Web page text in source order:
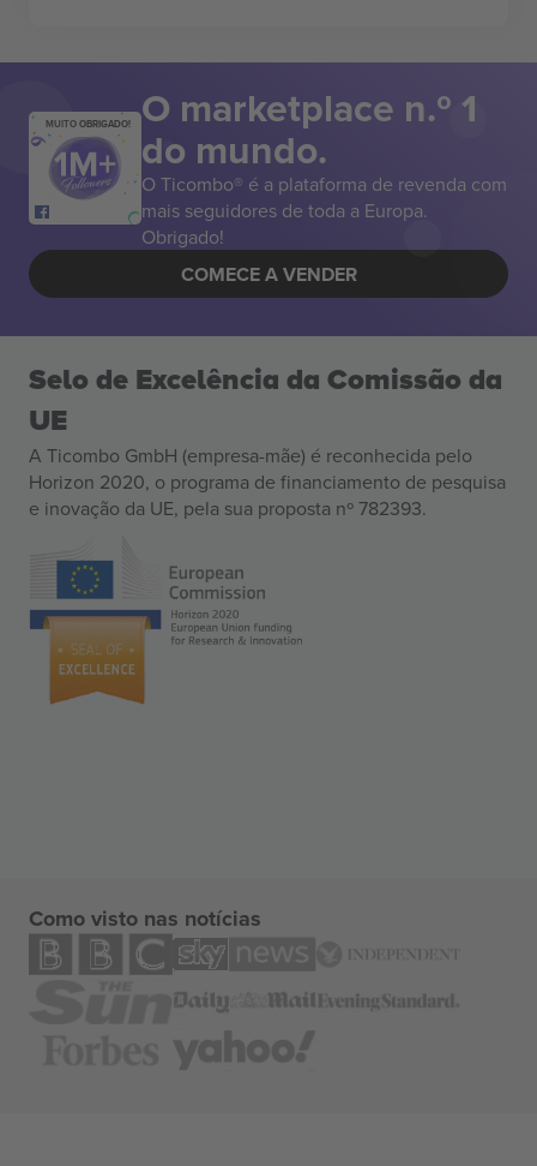
MUITO OBRIGADO! O marketplace n.º 1
do mundo.
O Ticombo® é a plataforma de revenda com
mais seguidores de toda a Europa.
Obrigado!
COMECE A VENDER
Selo de Excelência da Comissão da
UE
A Ticombo GmbH (empresa-mãe) é reconhecida pelo
Horizon 2020, o programa de financiamento de pesquisa
e inovação da UE, pela sua proposta nº 782393.
Como visto nas notícias